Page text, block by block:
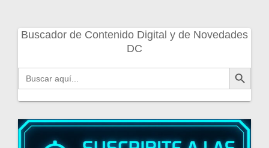
Buscador de Contenido Digital y de Novedades
DC
Buscar: Botón de búsqueda